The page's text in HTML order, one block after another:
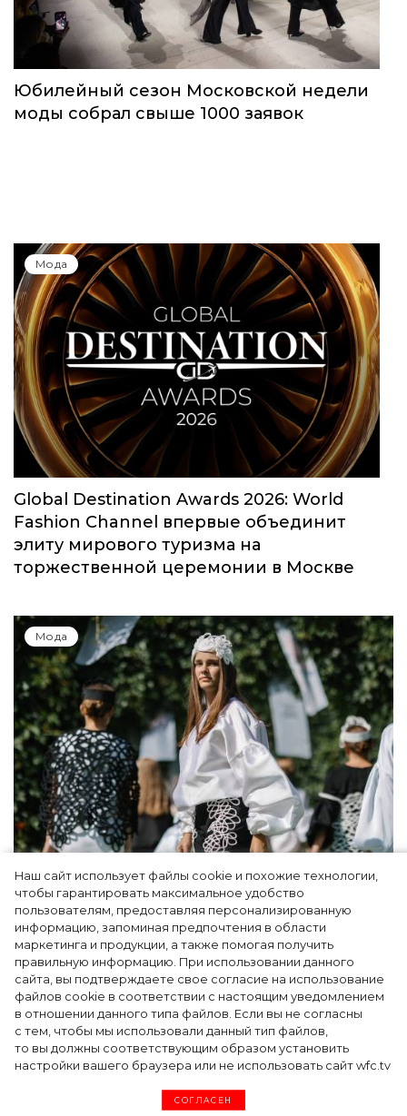
Наш сайт использует файлы cookie и похожие технологии,
чтобы гарантировать максимальное удобство
пользователям, предоставляя персонализированную
информацию, запоминая предпочтения в области
маркетинга и продукции, а также помогая получить
правильную информацию. При использовании данного
сайта, вы подтверждаете свое согласие на использование
файлов cookie в соответствии с настоящим уведомлением
в отношении данного типа файлов. Если вы не согласны
с тем, чтобы мы использовали данный тип файлов,
то вы должны соответствующим образом установить
настройки вашего браузера или не использовать сайт wfc.tv
СОГЛАСЕН
Юбилейный сезон Московской недели
моды собрал свыше 1000 заявок
Мода
Global Destination Awards 2026: World
Fashion Channel впервые объединит
элиту мирового туризма на
торжественной церемонии в Москве
Мода
Показы для души: как Алтай стал новой
точкой на карте российской моды — Там,
где вдохновение само находит
дизайнера